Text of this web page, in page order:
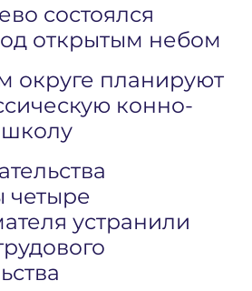
состоялся
открытым небом
округе планируют
конно-
четыре
устранили